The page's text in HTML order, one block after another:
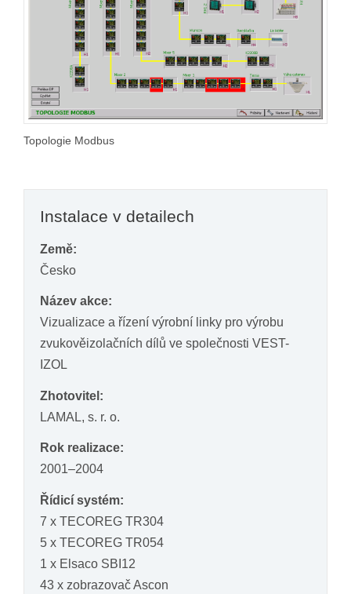
Topologie Modbus
Instalace v detailech
Země:
Česko
Název akce:
Vizualizace a řízení výrobní linky pro výrobu
zvukověizolačních dílů ve společnosti VEST-
IZOL
Zhotovitel:
LAMAL, s. r. o.
Rok realizace:
2001–2004
Řídicí systém:
7 x TECOREG TR304
5 x TECOREG TR054
1 x Elsaco SBI12
43 x zobrazovač Ascon